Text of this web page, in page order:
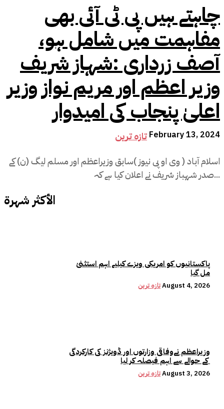
چاہتے ہیں پی ٹی آئی بھی
مفاہمت میں شامل ہو،
آصف زرداری :شہاز شریف
وزیر اعظم اور مریم نواز وزیر
اعلیٰ پنجاب کی امیدوار
تازہ ترین February 13, 2024
اسلام آباد ( وی او پی نیوز )سابق وزیراعظم اور مسلم لیگ (ن) کے
صدر شہباز شریف نے اعلان کیا ہے کہ...
الأكثر شهرة
پاکستانیوں کو امریکی ویزے کیلیے اہم استثنیٰ
مل گیا
تازہ ترینAugust 4, 2026
وزیراعظم نےوفاقی وزارتوں اور ڈویژنز کی کارکردگی
کے حوالے سے اہم فیصلہ کر لیا
تازہ ترینAugust 3, 2026